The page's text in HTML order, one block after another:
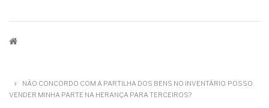
TRILHA
NAVEGAÇÃO
NÃO CONCORDO COM A PARTILHA DOS BENS NO INVENTÁRIO. POSSO
VENDER MINHA PARTE NA HERANÇA PARA TERCEIROS?